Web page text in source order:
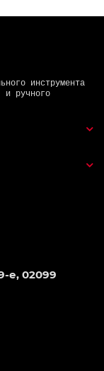
инструмента
и ручного
е, 02099